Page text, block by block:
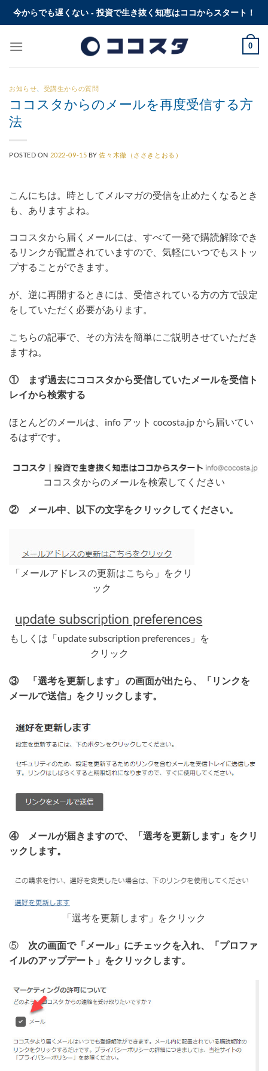
Skip今からでも遅くない - 投資で生き抜く知恵はココからスタート！
0
お知らせ 受講生からの質問
ココスタからのメールを再度受信する方
法
POSTED ON 2022-09-15 BY佐々木徹（ささきとおる）
こんにちは。時としてメルマガの受信を止めたくなるとき
も、ありますよね。
ココスタから届くメールには、すべて一発で購読解除でき
るリンクが配置されていますので、気軽にいつでもストッ
プすることができます。
が、逆に再開するときには、受信されている方の方で設定
をしていただく必要があります。
こちらの記事で、その方法を簡単にご説明させていただき
ますね。
① まず過去にココスタから受信していたメールを受信ト
レイから検索する
ほとんどのメールは、info アット cocosta.jp から届いてい
るはずです。
ココスタからのメールを検索してください
② メール中、以下の文字をクリックしてください。
「メールアドレスの更新はこちら」をクリ
ック
もしくは「update subscription preferences」を
クリック
③ 「選考を更新します」 の画面が出たら、「リンクを
メールで送信」をクリックします。
④ メールが届きますので、「選考を更新します」をクリ
ックします。
「選考を更新します」をクリック
⑤ 次の画面で「メール」にチェックを入れ、「プロファ
イルのアップデート」をクリックします。